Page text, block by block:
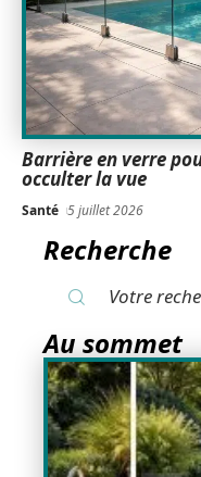
Barrière en verre
occulter la vue
Santé 5 juillet 2026
Recherche
Au sommet